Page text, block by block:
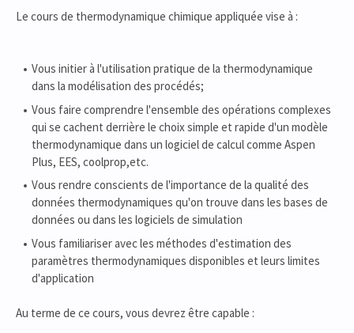
Le cours de thermodynamique chimique appliquée vise à :
Vous initier à l'utilisation pratique de la thermodynamique
dans la modélisation des procédés;
Vous faire comprendre l'ensemble des opérations complexes
qui se cachent derrière le choix simple et rapide d'un modèle
thermodynamique dans un logiciel de calcul comme Aspen
Plus, EES, coolprop,etc.
Vous rendre conscients de l'importance de la qualité des
données thermodynamiques qu'on trouve dans les bases de
données ou dans les logiciels de simulation
Vous familiariser avec les méthodes d'estimation des
paramètres thermodynamiques disponibles et leurs limites
d'application
Au terme de ce cours, vous devrez être capable :